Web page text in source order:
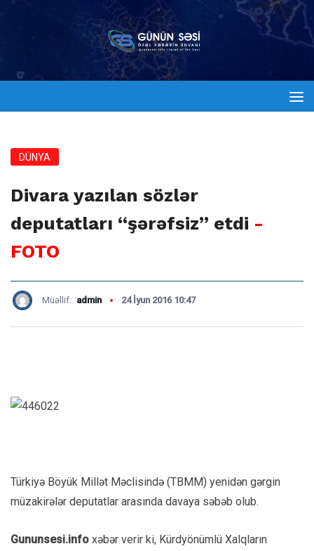
DÜNYA
Divara yazılan sözlər
deputatları “şərəfsiz” etdi -
FOTO
Müəllif: admin 24 İyun 2016 10:47
Türkiyə Böyük Millət Məclisində (TBMM) yenidən gərgin
müzakirələr deputatlar arasında davaya səbəb olub.
Gununsesi.info xəbər verir ki, Kürdyönümlü Xalqların